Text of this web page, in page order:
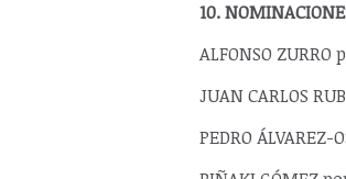
10.
ALFONSO
JUAN CARLOS
PEDRO